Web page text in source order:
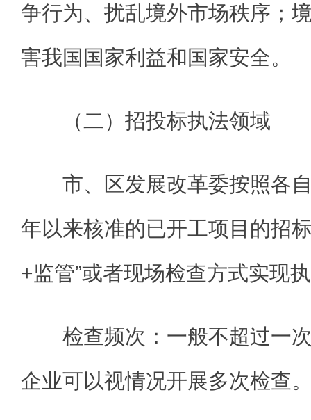
争行为、扰乱境外市场秩序；
害我国国家利益和国家安全。
（二）招投标执法领域
市、区发展改革委按照各
年以来核准的已开工项目的招
+监管”或者现场检查方式实现
检查频次：一般不超过一
企业可以视情况开展多次检查